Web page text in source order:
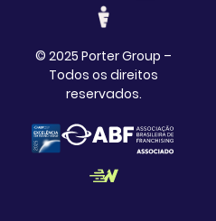
© 2025 Porter Group –
Todos os direitos
reservados.